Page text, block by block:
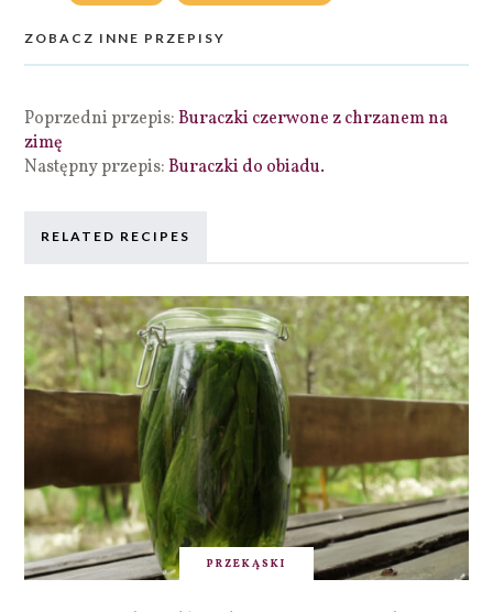
ZOBACZ INNE PRZEPISY
Poprzedni przepis:Buraczki czerwone z chrzanem na
zimę
Następny przepis:Buraczki do obiadu.
RELATED RECIPES
PRZEKĄSKI